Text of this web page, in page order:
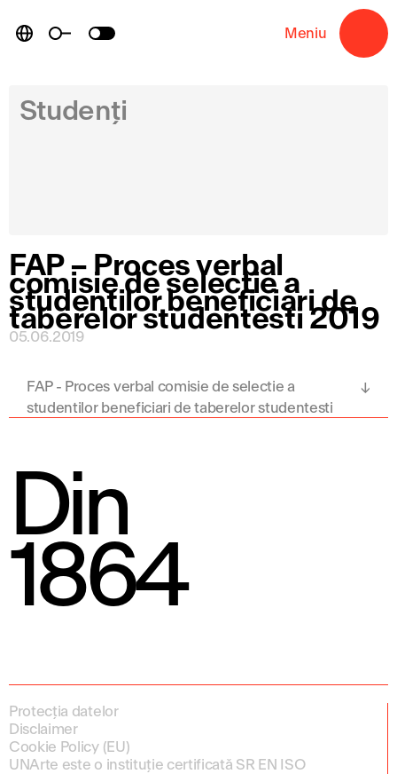
content
Meniu
Studenți
FAP – Proces verbal
comisie de selectie a
studentilor beneficiari de
taberelor studentesti 2019
05.06.2019
FAP - Proces verbal comisie de selectie a
studentilor beneficiari de taberelor studentesti
Din
1864
Protecția datelor
Disclaimer
Cookie Policy (EU)
UNArte este o instituție certificată SR EN ISO